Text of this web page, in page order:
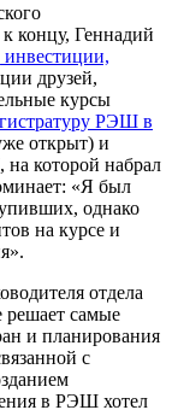
концу, Геннадий
друзей,
курсы
РЭШ в
открыт) и
которой набрал
«Я был
однако
на курсе и
отдела
решает самые
и планирования
с
в РЭШ хотел